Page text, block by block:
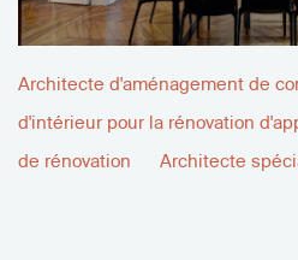
Architecte d'aménagement de
d'intérieur pour la rénovation
de rénovation
Architecte